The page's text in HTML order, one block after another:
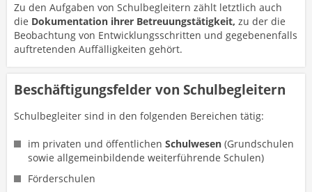
Zu den Aufgaben von Schulbegleitern zählt letztlich auch
die Dokumentation ihrer Betreuungstätigkeit, zu der die
Beobachtung von Entwicklungsschritten und gegebenenfalls
auftretenden Auffälligkeiten gehört.
Beschäftigungsfelder von Schulbegleitern
Schulbegleiter sind in den folgenden Bereichen tätig:
im privaten und öffentlichen Schulwesen (Grundschulen
sowie allgemeinbildende weiterführende Schulen)
Förderschulen